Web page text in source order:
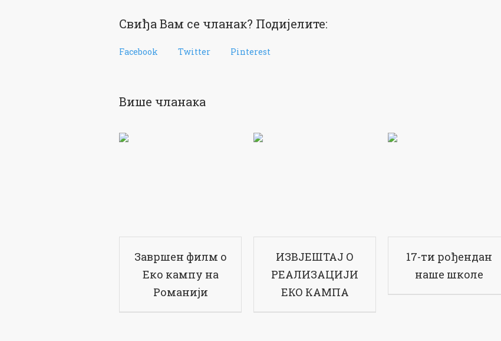
Свиђа Вам се чланак? Подијелите:
Facebook Twitter Pinterest
Више чланака
Завршен филм о
Еко кампу на
Романији
ИЗВЈЕШТАЈ О
РЕАЛИЗАЦИЈИ
ЕКО КАМПА
17-ти рођендан
наше школе